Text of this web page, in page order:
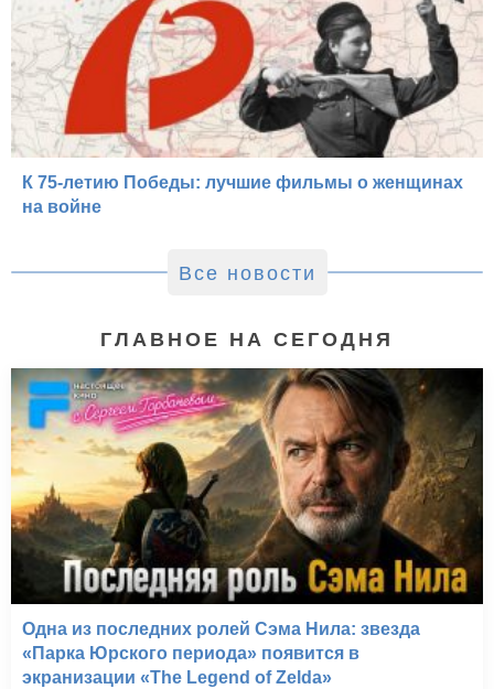
К 75-летию Победы: лучшие фильмы о женщинах
на войне
Все новости
ГЛАВНОЕ НА СЕГОДНЯ
Одна из последних ролей Сэма Нила: звезда
«Парка Юрского периода» появится в
экранизации «The Legend of Zelda»